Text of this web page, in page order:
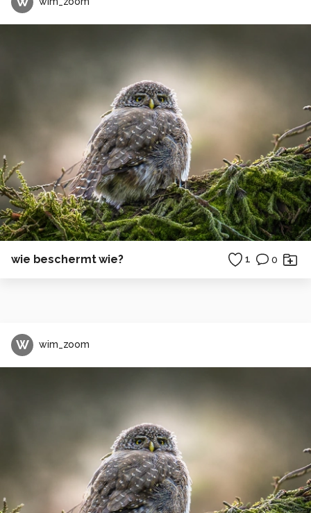
wie beschermt wie? 1 0
W wim_zoom